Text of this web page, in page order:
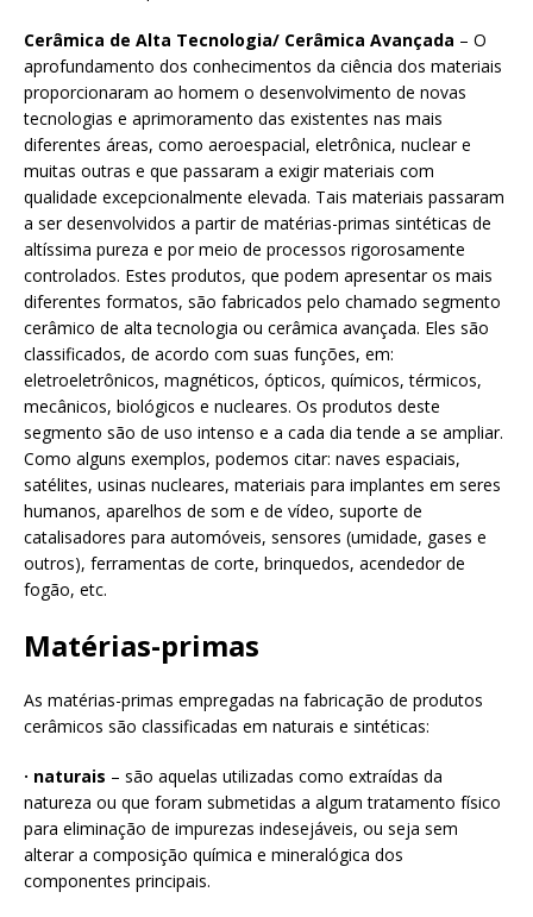
Cerâmica de Alta Tecnologia/ Cerâmica Avançada – O
aprofundamento dos conhecimentos da ciência dos materiais
proporcionaram ao homem o desenvolvimento de novas
tecnologias e aprimoramento das existentes nas mais
diferentes áreas, como aeroespacial, eletrônica, nuclear e
muitas outras e que passaram a exigir materiais com
qualidade excepcionalmente elevada. Tais materiais passaram
a ser desenvolvidos a partir de matérias-primas sintéticas de
altíssima pureza e por meio de processos rigorosamente
controlados. Estes produtos, que podem apresentar os mais
diferentes formatos, são fabricados pelo chamado segmento
cerâmico de alta tecnologia ou cerâmica avançada. Eles são
classificados, de acordo com suas funções, em:
eletroeletrônicos, magnéticos, ópticos, químicos, térmicos,
mecânicos, biológicos e nucleares. Os produtos deste
segmento são de uso intenso e a cada dia tende a se ampliar.
Como alguns exemplos, podemos citar: naves espaciais,
satélites, usinas nucleares, materiais para implantes em seres
humanos, aparelhos de som e de vídeo, suporte de
catalisadores para automóveis, sensores (umidade, gases e
outros), ferramentas de corte, brinquedos, acendedor de
fogão, etc.
Matérias-primas
As matérias-primas empregadas na fabricação de produtos
cerâmicos são classificadas em naturais e sintéticas:
· naturais – são aquelas utilizadas como extraídas da
natureza ou que foram submetidas a algum tratamento físico
para eliminação de impurezas indesejáveis, ou seja sem
alterar a composição química e mineralógica dos
componentes principais.